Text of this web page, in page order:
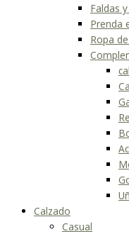
Faldas
Prenda
Ropa
Calzado
Casual